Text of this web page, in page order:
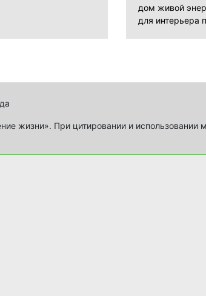
дом живой
для интерьера
жизни». При цитировании и использовании